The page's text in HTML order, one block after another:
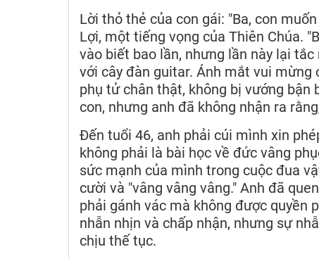
Lời thỏ thẻ của con gái: "Ba, con
Lợi, một tiếng vọng của Thiên Chúa.
vào biết bao lần, nhưng lần này lại
với cây đàn guitar. Ánh mắt vui
phụ tử chân thật, không bị vướng
con, nhưng anh đã không nhận ra
Đến tuổi 46, anh phải cúi mình xin
không phải là bài học về đức vâng
sức mạnh của mình trong cuộc đua
cười và "vâng vâng vâng." Anh đã
phải gánh vác mà không được quyền
nhẫn nhịn và chấp nhận, nhưng sự
chịu thế tục.